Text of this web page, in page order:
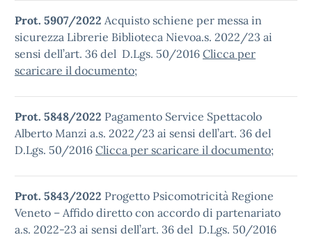
Prot. 5907/2022 Acquisto schiene per messa in
sicurezza Librerie Biblioteca Nievoa.s. 2022/23 ai
sensi dell’art. 36 del D.Lgs. 50/2016 Clicca per
scaricare il documento;
Prot. 5848/2022 Pagamento Service Spettacolo
Alberto Manzi a.s. 2022/23 ai sensi dell’art. 36 del
D.Lgs. 50/2016 Clicca per scaricare il documento;
Prot. 5843/2022 Progetto Psicomotricità Regione
Veneto – Affido diretto con accordo di partenariato
a.s. 2022-23 ai sensi dell’art. 36 del D.Lgs. 50/2016